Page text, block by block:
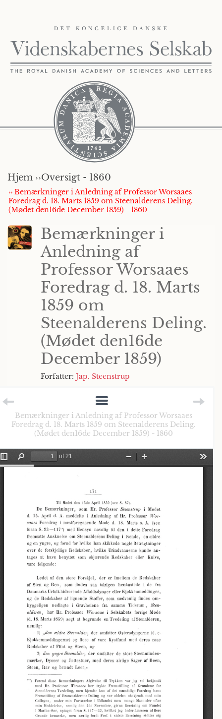
Hjem ››Oversigt - 1860
›› Bemærkninger i Anledning af Professor Worsaaes
Foredrag d. 18. Marts 1859 om Steenalderens Deling.
(Mødet den16de December 1859) - 1860
Bemærkninger i
Anledning af
Professor Worsaaes
Foredrag d. 18. Marts
1859 om
Steenalderens Deling.
(Mødet den16de
December 1859)
Forfatter: Jap. Steenstrup
Bemærkninger i Anledning af Professor Worsaaes
Foredrag d. 18. Marts 1859 om Steenalderens Deling.
(Mødet den16de December 1859) - 1860